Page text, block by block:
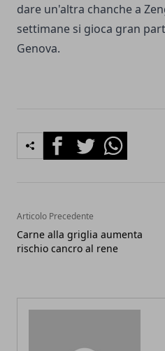
dare un'altra chanche a
settimane si gioca gran
Genova.
FacebookTwitterWhatsapp
Articolo Precedente
Carne alla griglia aumenta
rischio cancro al rene